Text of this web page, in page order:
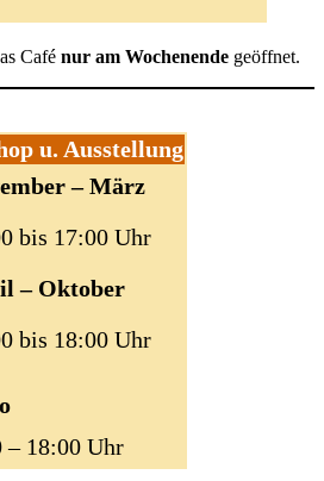
Café nur am Wochenende geöffnet.
u. Ausstellung
– März
bis 17:00 Uhr
– Oktober
bis 18:00 Uhr
– 18:00 Uhr